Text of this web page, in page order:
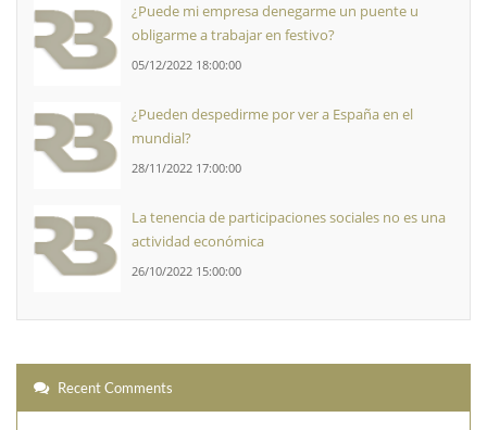
¿Puede mi empresa denegarme un puente u
obligarme a trabajar en festivo?
05/12/2022 18:00:00
¿Pueden despedirme por ver a España en el
mundial?
28/11/2022 17:00:00
La tenencia de participaciones sociales no es una
actividad económica
26/10/2022 15:00:00
Recent Comments